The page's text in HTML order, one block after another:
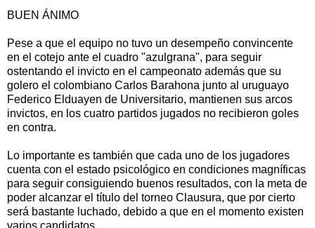
BUEN ÁNIMO
Pese a que el equipo no tuvo un desempeño convincente
en el cotejo ante el cuadro "azulgrana", para seguir
ostentando el invicto en el campeonato además que su
golero el colombiano Carlos Barahona junto al uruguayo
Federico Elduayen de Universitario, mantienen sus arcos
invictos, en los cuatro partidos jugados no recibieron goles
en contra.
Lo importante es también que cada uno de los jugadores
cuenta con el estado psicológico en condiciones magníficas
para seguir consiguiendo buenos resultados, con la meta de
poder alcanzar el título del torneo Clausura, que por cierto
será bastante luchado, debido a que en el momento existen
varios candidatos.